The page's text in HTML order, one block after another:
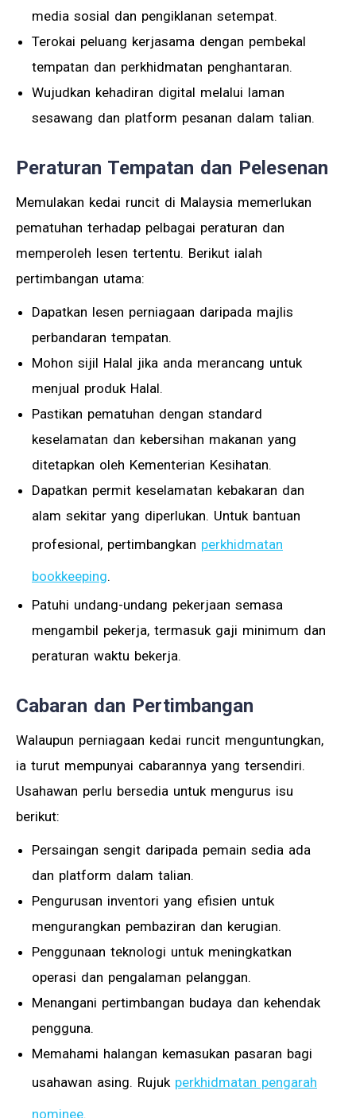
media sosial dan pengiklanan setempat.
Terokai peluang kerjasama dengan pembekal
tempatan dan perkhidmatan penghantaran.
Wujudkan kehadiran digital melalui laman
sesawang dan platform pesanan dalam talian.
Peraturan Tempatan dan Pelesenan
Memulakan kedai runcit di Malaysia memerlukan
pematuhan terhadap pelbagai peraturan dan
memperoleh lesen tertentu. Berikut ialah
pertimbangan utama:
Dapatkan lesen perniagaan daripada majlis
perbandaran tempatan.
Mohon sijil Halal jika anda merancang untuk
menjual produk Halal.
Pastikan pematuhan dengan standard
keselamatan dan kebersihan makanan yang
ditetapkan oleh Kementerian Kesihatan.
Dapatkan permit keselamatan kebakaran dan
alam sekitar yang diperlukan. Untuk bantuan
profesional, pertimbangkan perkhidmatan
bookkeeping.
Patuhi undang-undang pekerjaan semasa
mengambil pekerja, termasuk gaji minimum dan
peraturan waktu bekerja.
Cabaran dan Pertimbangan
Walaupun perniagaan kedai runcit menguntungkan,
ia turut mempunyai cabarannya yang tersendiri.
Usahawan perlu bersedia untuk mengurus isu
berikut:
Persaingan sengit daripada pemain sedia ada
dan platform dalam talian.
Pengurusan inventori yang efisien untuk
mengurangkan pembaziran dan kerugian.
Penggunaan teknologi untuk meningkatkan
operasi dan pengalaman pelanggan.
Menangani pertimbangan budaya dan kehendak
pengguna.
Memahami halangan kemasukan pasaran bagi
usahawan asing. Rujuk perkhidmatan pengarah
nominee.